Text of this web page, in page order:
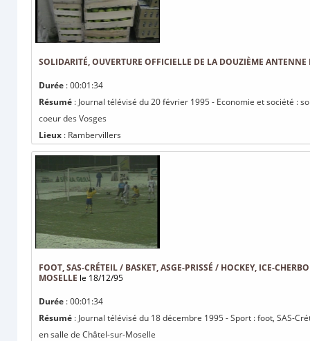
SOLIDARITÉ, OUVERTURE OFFICIELLE DE LA DOUZIÈME ANTENNE
Durée : 00:01:34
Résumé : Journal télévisé du 20 février 1995 - Economie et société :
coeur des Vosges
Lieux : Rambervillers
FOOT, SAS-CRÉTEIL / BASKET, ASGE-PRISSÉ / HOCKEY, ICE-
MOSELLE le 18/12/95
Durée : 00:01:34
Résumé : Journal télévisé du 18 décembre 1995 - Sport : foot, SAS-
en salle de Châtel-sur-Moselle